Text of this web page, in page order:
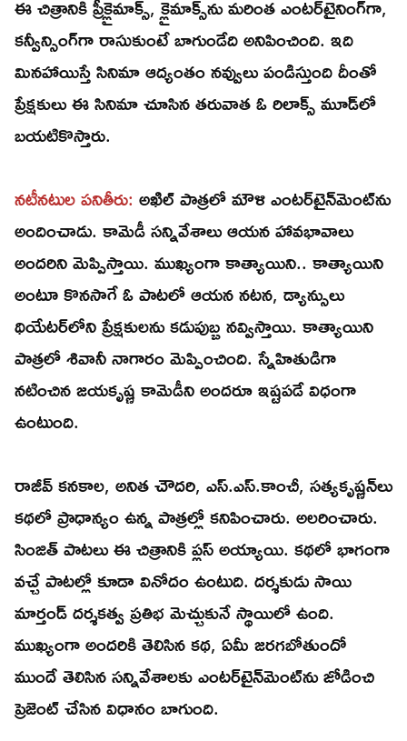
కన్వీన్సింగ్‌గా రాసుకుంటే బాగుండేది అనిపించింది. ఇది
మినహాయిస్తే సినిమా ఆద్యంతం నవ్వులు పండిస్తుంది దీంతో
ప్రేక్షకులు ఈ సినిమా చూసిన తరువాత ఓ రిలాక్స్‌ మూడ్‌లో
బయటికొస్తారు.
నటీనటుల పనితీరు: అఖిల్‌ పాత్రలో మౌళి ఎంటర్‌టైన్‌మెంట్‌ను
అందించాడు. కామెడీ సన్నివేశాలు ఆయన హావభావాలు
అందరిని మెప్పిస్తాయి. ముఖ్యంగా కాత్యాయిని.. కాత్యాయిని
అంటూ కొనసాగే ఓ పాటలో ఆయన నటన, డ్యాన్సులు
థియేటర్‌లోని ప్రేక్షకులను కడుపుబ్బ నవ్విస్తాయి. కాత్యాయిని
పాత్రలో శివానీ నాగారం మెప్పించింది. స్నేహితుడిగా
నటించిన జయకృష్ణ కామెడీని అందరూ ఇష్టపడే విధంగా
ఉంటుంది.
రాజీవ్ కనకాల, అనిత చౌదరి, ఎస్‌.ఎస్.కాంచీ, సత్యకృష్ణన్‌లు
కథలో ప్రాధాన్యం ఉన్న పాత్రల్లో కనిపించారు. అలరించారు.
సింజిత్‌ పాటలు ఈ చిత్రానికి ప్లస్ అయ్యాయి. కథలో భాగంగా
వచ్చే పాటల్లో కూడా వినోదం ఉంటుది. దర్శకుడు సాయి
మార్తండ్‌ దర్శకత్వ ప్రతిభ మెచ్చుకునే స్థాయిలో ఉంది.
ముఖ్యంగా అందరికి తెలిసిన కథ, ఏమీ జరగబోతుందో
ముందే తెలిసిన సన్నివేశాలకు ఎంటర్‌టైన్‌మెంట్‌ను జోడించి
ప్రెజెంట్‌ చేసిన విధానం బాగుంది.